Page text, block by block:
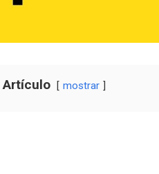
Artículo mostrar